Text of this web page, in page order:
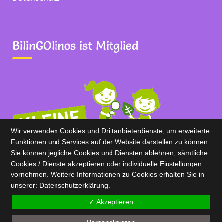
BilinGOlinos ist Mitglied
BilinGOlinos 2020
Wir verwenden Cookies und Drittanbieterdienste, um erweiterte
Funktionen und Services auf der Website darstellen zu können.
Sie können jegliche Cookies und Diensten ablehnen, sämtliche
Cookies / Dienste akzeptieren oder individuelle Einstellungen
vornehmen. Weitere Informationen zu Cookies erhalten Sie in
unserer: Datenschutz­erklärung.
✓ Akzeptieren